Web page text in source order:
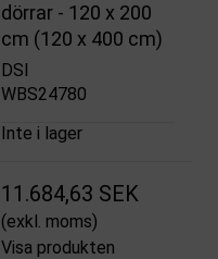
dörrar - 120 x 200
cm (120 x 400 cm)
DSI
WBS24780
Inte i lager
11.684,63 SEK
(exkl. moms)
Visa produkten